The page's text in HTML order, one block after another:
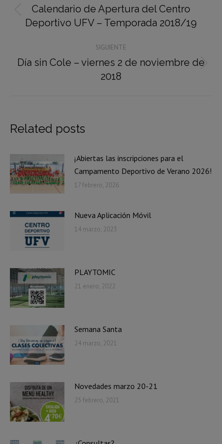
publicaciones
Publicación
anterior:
Calendario de Apertura del Centro
Deportivo UFV – Temporada 2018/19
SIGUIENTE
Publicación
siguiente:
Día sin Cole – viernes 2 de noviembre de
2018
Related posts
¡Abiertas las inscripciones para el
Campamento Deportivo de Verano 2026!
17 febrero, 2026
Nueva Aplicación Móvil
14 marzo, 2023
PLAYTOMIC
21 enero, 2022
Semana Santa
24 marzo, 2021
Novedades marzo 20-21
25 febrero, 2021